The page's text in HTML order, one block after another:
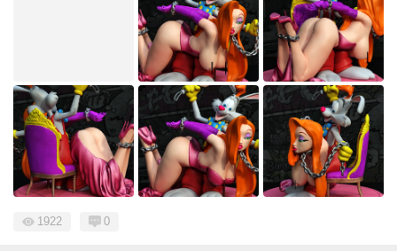
1922 0